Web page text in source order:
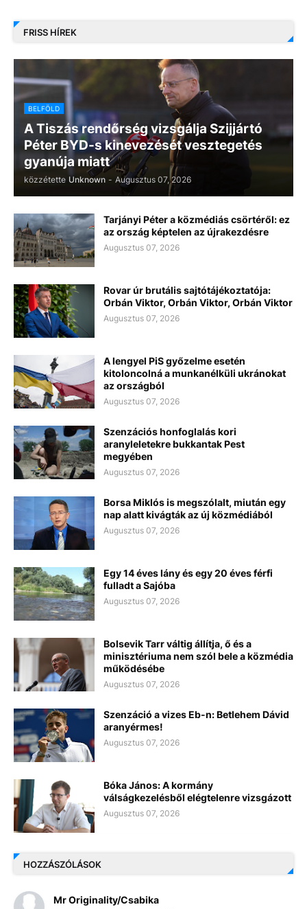
FRISS HÍREK
BELFÖLD
A Tiszás rendőrség vizsgálja Szijjártó
Péter BYD-s kinevezését vesztegetés
gyanúja miatt
közzétette Unknown - Augusztus 07, 2026
Tarjányi Péter a közmédiás csörtéről: ez
az ország képtelen az újrakezdésre
Augusztus 07, 2026
Rovar úr brutális sajtótájékoztatója:
Orbán Viktor, Orbán Viktor, Orbán Viktor
Augusztus 07, 2026
A lengyel PiS győzelme esetén
kitoloncolná a munkanélküli ukránokat
az országból
Augusztus 07, 2026
Szenzációs honfoglalás kori
aranyleletekre bukkantak Pest
megyében
Augusztus 07, 2026
Borsa Miklós is megszólalt, miután egy
nap alatt kivágták az új közmédiából
Augusztus 07, 2026
Egy 14 éves lány és egy 20 éves férfi
fulladt a Sajóba
Augusztus 07, 2026
Bolsevik Tarr váltig állítja, ő és a
minisztériuma nem szól bele a közmédia
működésébe
Augusztus 07, 2026
Szenzáció a vizes Eb-n: Betlehem Dávid
aranyérmes!
Augusztus 07, 2026
Bóka János: A kormány
válságkezelésből elégtelenre vizsgázott
Augusztus 07, 2026
HOZZÁSZÓLÁSOK
Mr Originality/Csabika